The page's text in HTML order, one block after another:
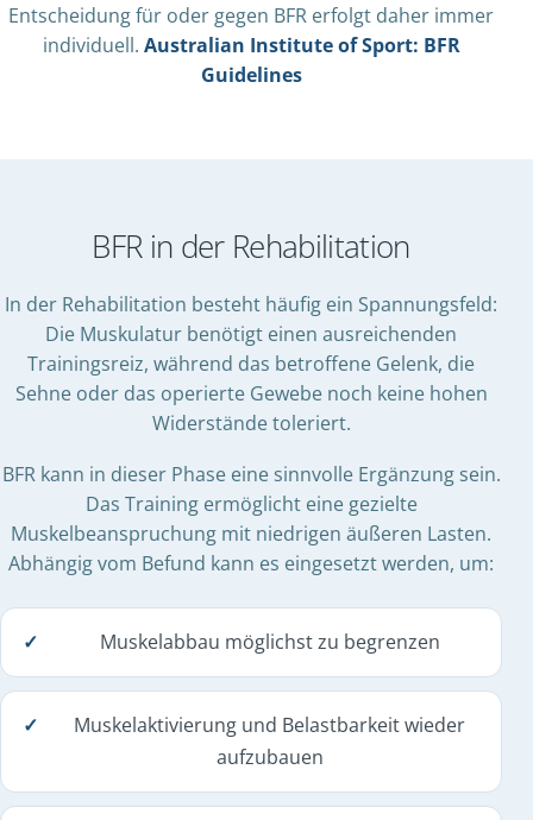
Entscheidung für oder gegen BFR erfolgt daher immer
individuell. Australian Institute of Sport: BFR
Guidelines
BFR in der Rehabilitation
In der Rehabilitation besteht häufig ein Spannungsfeld:
Die Muskulatur benötigt einen ausreichenden
Trainingsreiz, während das betroffene Gelenk, die
Sehne oder das operierte Gewebe noch keine hohen
Widerstände toleriert.
BFR kann in dieser Phase eine sinnvolle Ergänzung sein.
Das Training ermöglicht eine gezielte
Muskelbeanspruchung mit niedrigen äußeren Lasten.
Abhängig vom Befund kann es eingesetzt werden, um:
Muskelabbau möglichst zu begrenzen
Muskelaktivierung und Belastbarkeit wieder
aufzubauen